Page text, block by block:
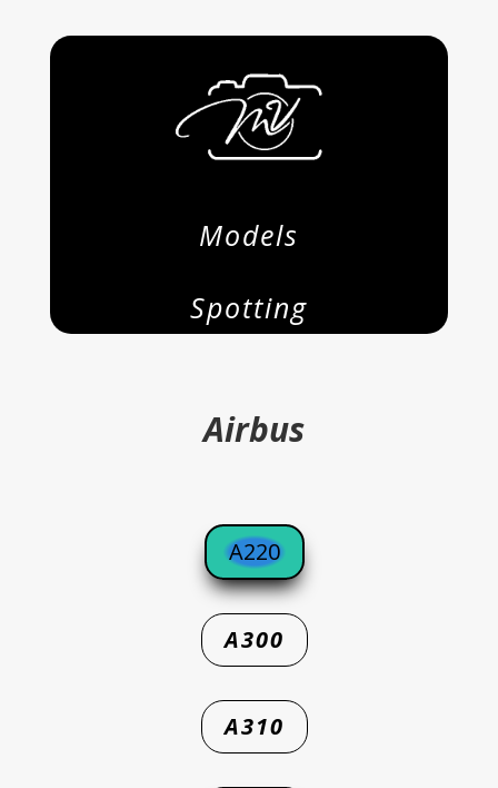
Models
Spotting
Airbus
A220
A300
A310